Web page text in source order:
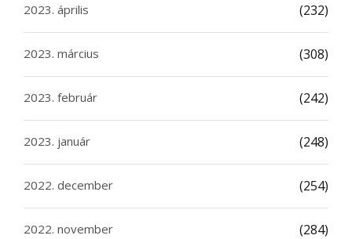
2023. április (232)
2023. március (308)
2023. február (242)
2023. január (248)
2022. december (254)
2022. november (284)